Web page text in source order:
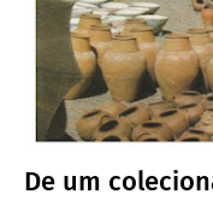
De um